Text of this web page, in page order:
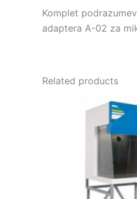
Komplet
adaptera A-02 za
Related products